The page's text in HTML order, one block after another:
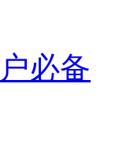
必备